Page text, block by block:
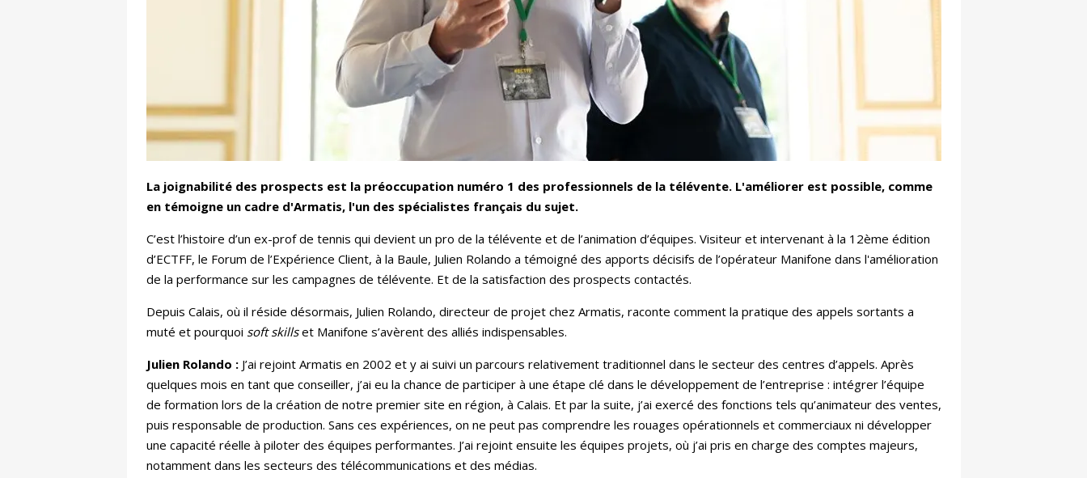
La joignabilité des prospects est la préoccupation numéro 1 des professionnels de la télévente. L'améliorer est possible, comme
en témoigne un cadre d'Armatis, l'un des spécialistes français du sujet.
C’est l’histoire d’un ex-prof de tennis qui devient un pro de la télévente et de l’animation d’équipes. Visiteur et intervenant à la 12ème édition
d’ECTFF, le Forum de l’Expérience Client, à la Baule, Julien Rolando a témoigné des apports décisifs de l’opérateur Manifone dans l'amélioration
de la performance sur les campagnes de télévente. Et de la satisfaction des prospects contactés.
Depuis Calais, où il réside désormais, Julien Rolando, directeur de projet chez Armatis, raconte comment la pratique des appels sortants a
muté et pourquoi soft skillset Manifone s’avèrent des alliés indispensables.
Julien Rolando : J’ai rejoint Armatis en 2002 et y ai suivi un parcours relativement traditionnel dans le secteur des centres d’appels. Après
quelques mois en tant que conseiller, j’ai eu la chance de participer à une étape clé dans le développement de l’entreprise : intégrer l’équipe
de formation lors de la création de notre premier site en région, à Calais. Et par la suite, j’ai exercé des fonctions tels qu’animateur des ventes,
puis responsable de production. Sans ces expériences, on ne peut pas comprendre les rouages opérationnels et commerciaux ni développer
une capacité réelle à piloter des équipes performantes. J’ai rejoint ensuite les équipes projets, où j’ai pris en charge des comptes majeurs,
notamment dans les secteurs des télécommunications et des médias.